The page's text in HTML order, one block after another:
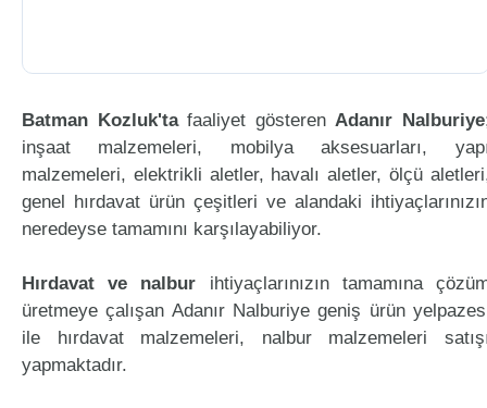
Batman Kozluk'tafaaliyet gösterenAdanır Nalburiye
inşaat malzemeleri, mobilya aksesuarları,
malzemeleri, elektrikli aletler, havalı aletler, ölçü
genel hırdavat ürün çeşitleri ve alandaki
neredeyse tamamını karşılayabiliyor.
Hırdavat ve nalbur ihtiyaçlarınızın tamamına
üretmeye çalışan Adanır Nalburiye geniş ürün
ile hırdavat malzemeleri, nalbur malzemeleri
yapmaktadır.